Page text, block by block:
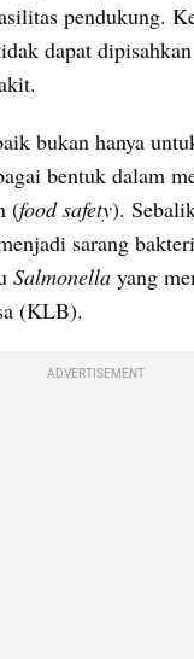
pendukung.
dapat
bukan hanya
bentuk dalam
(food safety).
sarang
Salmonella yang
(KLB).
ADVERTISEMENT